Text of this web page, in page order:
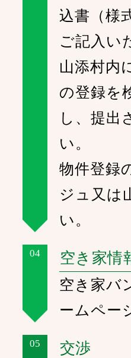
込書（様
ご記入い
山添村内
の登録を
し、提出
い。
物件登録
ジュ又は
い。
04 空き家情
空き家バ
ームペー
05 交渉